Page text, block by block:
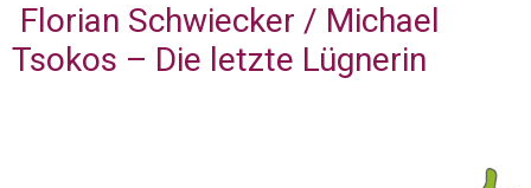
Florian Schwiecker / Michael
Tsokos – Die letzte Lügnerin